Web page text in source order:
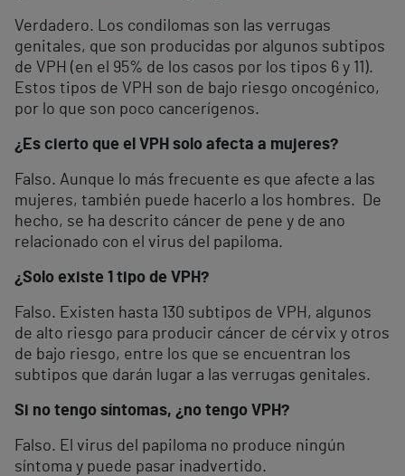
Verdadero. Los condilomas son las verrugas
genitales, que son producidas por algunos subtipos
de VPH (en el 95% de los casos por los tipos 6 y 11).
Estos tipos de VPH son de bajo riesgo oncogénico,
por lo que son poco cancerígenos.
¿Es cierto que el VPH solo afecta a mujeres?
Falso. Aunque lo más frecuente es que afecte a las
mujeres, también puede hacerlo a los hombres. De
hecho, se ha descrito cáncer de pene y de ano
relacionado con el virus del papiloma.
¿Solo existe 1 tipo de VPH?
Falso. Existen hasta 130 subtipos de VPH, algunos
de alto riesgo para producir cáncer de cérvix y otros
de bajo riesgo, entre los que se encuentran los
subtipos que darán lugar a las verrugas genitales.
Si no tengo síntomas, ¿no tengo VPH?
Falso. El virus del papiloma no produce ningún
síntoma y puede pasar inadvertido.